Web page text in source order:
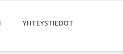
YHTEYSTIEDOT